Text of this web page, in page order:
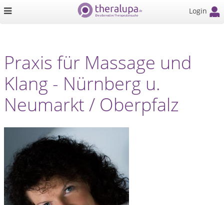
Login
Praxis für Massage und
Klang - Nürnberg u.
Neumarkt / Oberpfalz